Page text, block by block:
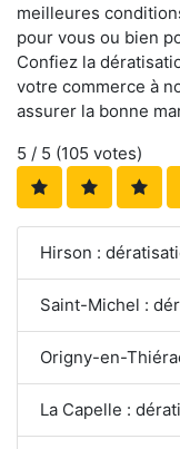
meilleures
pour vous ou bien
Confiez la
votre commerce à
assurer la bonne
5 / 5 (105 votes)
Hirson :
Saint-Michel :
Origny-en-
La Capelle :